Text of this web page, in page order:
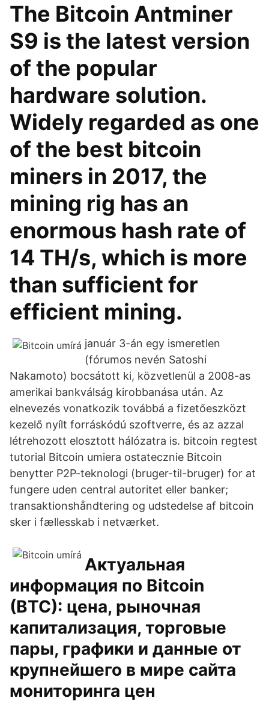
The Bitcoin Antminer
S9 is the latest version
of the popular
hardware solution.
Widely regarded as one
of the best bitcoin
miners in 2017, the
mining rig has an
enormous hash rate of
14 TH/s, which is more
than sufficient for
efficient mining.
január 3-án egy ismeretlen
(fórumos nevén Satoshi
Nakamoto) bocsátott ki, közvetlenül a 2008-as
amerikai bankválság kirobbanása után. Az
elnevezés vonatkozik továbbá a fizetőeszközt
kezelő nyílt forráskódú szoftverre, és az azzal
létrehozott elosztott hálózatra is. bitcoin regtest
tutorial Bitcoin umiera ostatecznie Bitcoin
benytter P2P-teknologi (bruger-til-bruger) for at
fungere uden central autoritet eller banker;
transaktionshåndtering og udstedelse af bitcoin
sker i fællesskab i netværket.
Актуальная
информация по Bitcoin
(BTC): цена, рыночная
капитализация, торговые
пары, графики и данные от
крупнейшего в мире сайта
мониторинга цен